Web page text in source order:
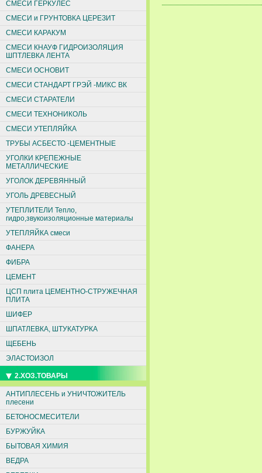
СМЕСИ ГЕРКУЛЕС
СМЕСИ и ГРУНТОВКА ЦЕРЕЗИТ
СМЕСИ КАРАКУМ
СМЕСИ КНАУФ ГИДРОИЗОЛЯЦИЯ
ШПТЛЕВКА ЛЕНТА
СМЕСИ ОСНОВИТ
СМЕСИ СТАНДАРТ ГРЭЙ -МИКС ВК
СМЕСИ СТАРАТЕЛИ
СМЕСИ ТЕХНОНИКОЛЬ
СМЕСИ УТЕПЛЯЙКА
ТРУБЫ АСБЕСТО -ЦЕМЕНТНЫЕ
УГОЛКИ КРЕПЕЖНЫЕ
МЕТАЛЛИЧЕСКИЕ
УГОЛОК ДЕРЕВЯННЫЙ
УГОЛЬ ДРЕВЕСНЫЙ
УТЕПЛИТЕЛИ Тепло,
гидро,звукоизоляционные материалы
УТЕПЛЯЙКА смеси
ФАНЕРА
ФИБРА
ЦЕМЕНТ
ЦСП плита ЦЕМЕНТНО-СТРУЖЕЧНАЯ
ПЛИТА
ШИФЕР
ШПАТЛЕВКА, ШТУКАТУРКА
ЩЕБЕНЬ
ЭЛАСТОИЗОЛ
2.ХОЗ.ТОВАРЫ
АНТИПЛЕСЕНЬ и УНИЧТОЖИТЕЛЬ
плесени
БЕТОНОСМЕСИТЕЛИ
БУРЖУЙКА
БЫТОВАЯ ХИМИЯ
ВЕДРА